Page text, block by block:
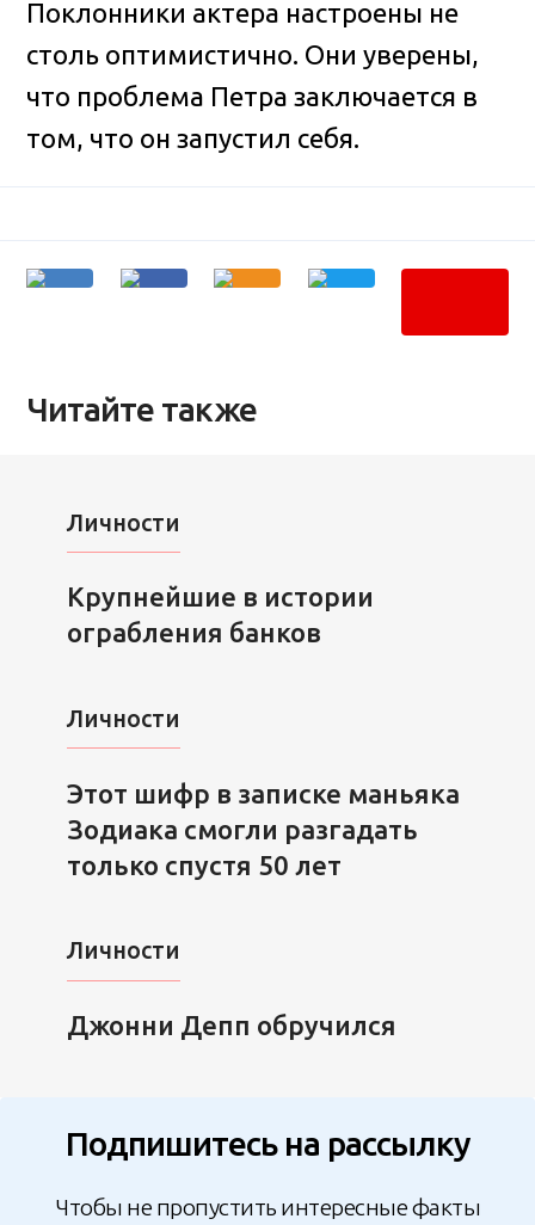
Поклонники актера настроены не
столь оптимистично. Они уверены,
что проблема Петра заключается в
том, что он запустил себя.
Читайте также
Личности
Крупнейшие в истории
ограбления банков
Личности
Этот шифр в записке маньяка
Зодиака смогли разгадать
только спустя 50 лет
Личности
Джонни Депп обручился
Подпишитесь на рассылку
Чтобы не пропустить интересные факты